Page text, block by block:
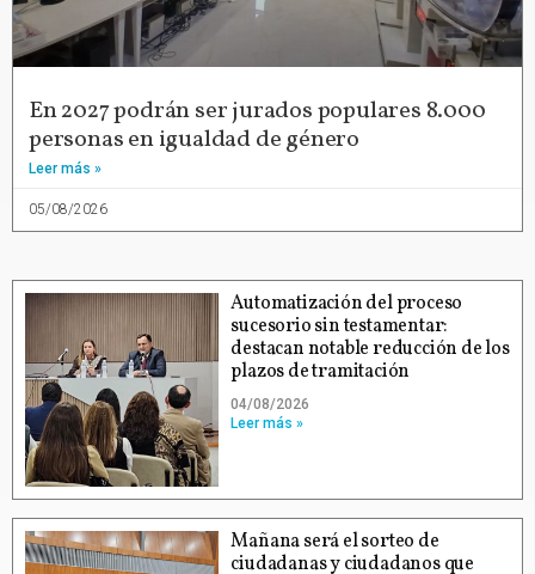
En 2027 podrán ser jurados populares 8.000
personas en igualdad de género
Leer más »
05/08/2026
Automatización del proceso
sucesorio sin testamentar:
destacan notable reducción de los
plazos de tramitación
04/08/2026
Leer más »
Mañana será el sorteo de
ciudadanas y ciudadanos que